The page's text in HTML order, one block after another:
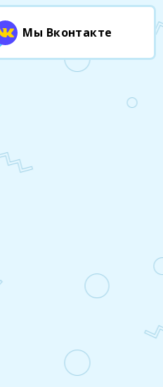
Мы Вконтакте